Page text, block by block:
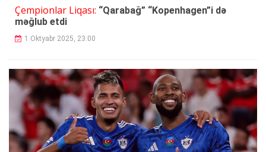
Çempionlar Liqası: “Qarabağ” “Kopenhagen”i də
məğlub etdi
1 Oktyabr 2025, 23:00